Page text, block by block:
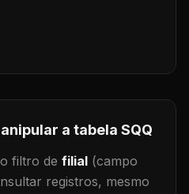
a tabela SQQ
filtro de filial (campo
registros, mesmo